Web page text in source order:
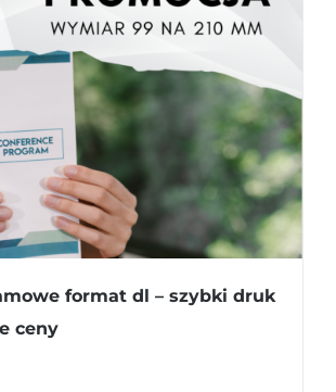
format dl – szybki druk
ceny